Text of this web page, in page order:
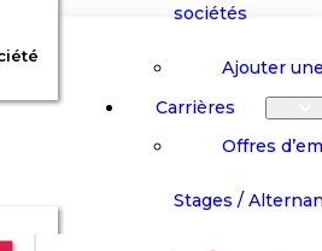
Se
Panier
Se
sociétés
Ajouter
Carrières
Offres
Stages /